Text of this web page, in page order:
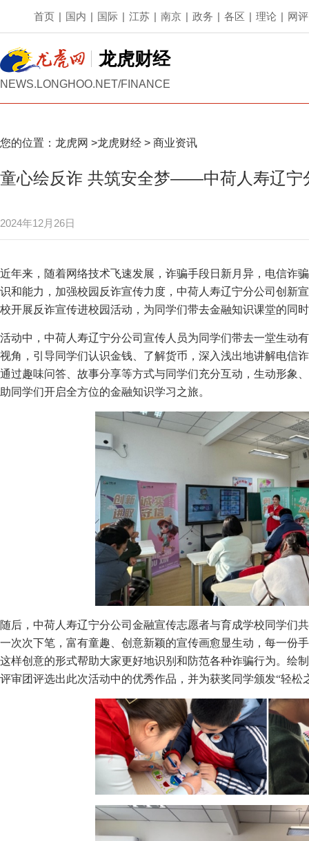
首页 | 国内 | 国际 | 江苏 | 南京 | 政务 | 各区 | 理论 | 网评
龙虎财经
NEWS.LONGHOO.NET/FINANCE
您的位置： 龙虎网 >龙虎财经 > 商业资讯
童心绘反诈 共筑安全梦——中荷人寿辽宁
2024年12月26日
近年来，随着网络技术飞速发展，诈骗手段日新月异，电信诈
识和能力，加强校园反诈宣传力度，中荷人寿辽宁分公司创新
校开展反诈宣传进校园活动，为同学们带去金融知识课堂的同
活动中，中荷人寿辽宁分公司宣传人员为同学们带去一堂生动
视角，引导同学们认识金钱、了解货币，深入浅出地讲解电信
通过趣味问答、故事分享等方式与同学们充分互动，生动形象
助同学们开启全方位的金融知识学习之旅。
随后，中荷人寿辽宁分公司金融宣传志愿者与育成学校同学们
一次次下笔，富有童趣、创意新颖的宣传画愈显生动，每一份
这样创意的形式帮助大家更好地识别和防范各种诈骗行为。绘
评审团评选出此次活动中的优秀作品，并为获奖同学颁发“轻松